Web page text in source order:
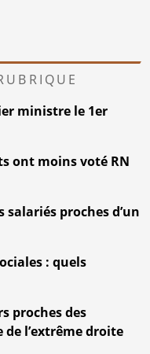
ministre le 1er
ont moins voté RN
salariés proches d’un
: quels
proches des
l’extrême droite